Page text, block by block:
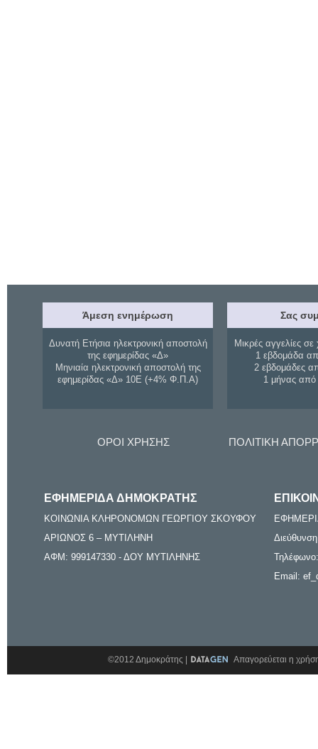
Άμεση ενημέρωση
Δυνατή Ετήσια ηλεκτρονική αποστολή
της εφημερίδας «Δ»
Μηνιαία ηλεκτρονική αποστολή της
εφημερίδας «Δ» 10Ε (+4% Φ.Π.Α)
Σας
Μικρές αγγελίες σε
1 εβδομάδα
2 εβδομάδες
1 μήνας
ΟΡΟΙ ΧΡΗΣΗΣ ΠΟΛΙΤΙΚΗ
ΕΦΗΜΕΡΙΔΑ ΔΗΜΟΚΡΑΤΗΣ
ΚΟΙΝΩΝΙΑ ΚΛΗΡΟΝΟΜΩΝ ΓΕΩΡΓΙΟΥ ΣΚΟΥΦΟΥ
ΑΡΙΩΝΟΣ 6 – ΜΥΤΙΛΗΝΗ
ΑΦΜ: 999147330 - ΔΟΥ ΜΥΤΙΛΗΝΗΣ
Email:
©2012 Δημοκράτης | Απαγορεύεται η